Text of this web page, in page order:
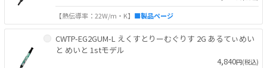
【熱伝導率：22W/m・K】 ■製品ページ
CWTP-EG2GUM-L えくすとりーむぐりす 2G あるてぃめい
と めいと 1stモデル
4,840円(税込)